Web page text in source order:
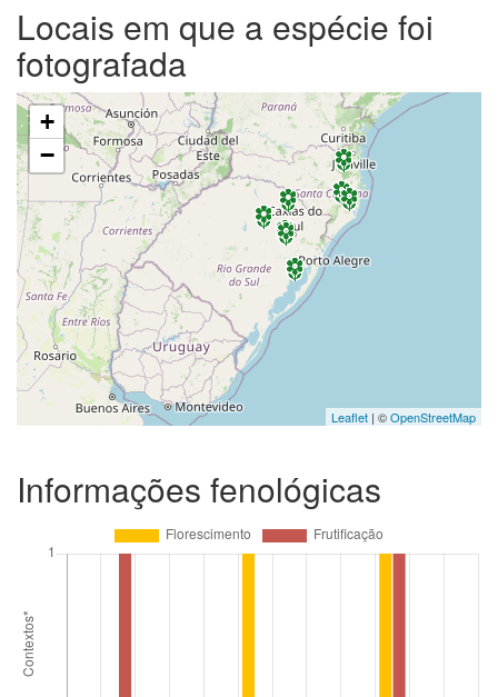
Locais em que a espécie foi
fotografada
+
−
Leaflet | ©OpenStreetMap
Informações fenológicas